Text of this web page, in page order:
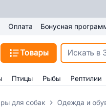
Оплата Бонусная
Товары
Птицы Рыбы Рептилии
для собак Одежда и